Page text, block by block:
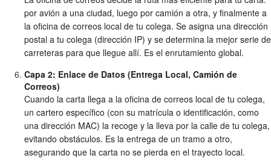
por avión a una ciudad, luego por camión a otra, y finalmente a
la oficina de correos local de tu colega. Se asigna una dirección
postal a tu colega (dirección IP) y se determina la mejor serie de
carreteras para que llegue allí. Es el enrutamiento global.
Capa 2: Enlace de Datos (Entrega Local, Camión de
Correos)
Cuando la carta llega a la oficina de correos local de tu colega,
un cartero específico (con su matrícula o identificación, como
una dirección MAC) la recoge y la lleva por la calle de tu colega,
evitando obstáculos. Es la entrega de un tramo a otro,
asegurando que la carta no se pierda en el trayecto local.